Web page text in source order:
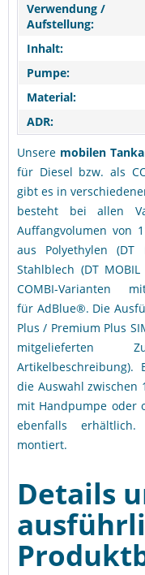
Verwendung /
Aufstellung:
Inhalt:
Pumpe:
Material:
ADR:
Unsere mobilen
für Diesel bzw. als
gibt es in
besteht bei allen
Auffangvolumen von
aus Polyethylen (DT
Stahlblech (DT MOBIL
COMBI-Varianten
für AdBlue®. Die
Plus / Premium Plus
mitgelieferten
Artikelbeschreibung).
die Auswahl zwischen
mit Handpumpe oder
ebenfalls
montiert.
Details